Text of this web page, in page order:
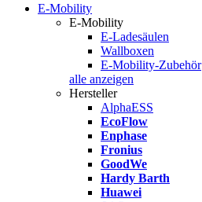
E-Mobility
E-Mobility
E-Ladesäulen
Wallboxen
E-Mobility-Zubehör
alle anzeigen
Hersteller
AlphaESS
EcoFlow
Enphase
Fronius
GoodWe
Hardy Barth
Huawei